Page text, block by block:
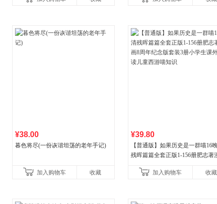
¥38.00
暮色将尽(一份诙谐坦荡的老年手记)
加入购物车 收藏
¥39.80
【普通版】如果历史是一群喵16
残晖篇篇全套正版1-156册肥志著
儿童西游喵知识
加入购物车 收藏